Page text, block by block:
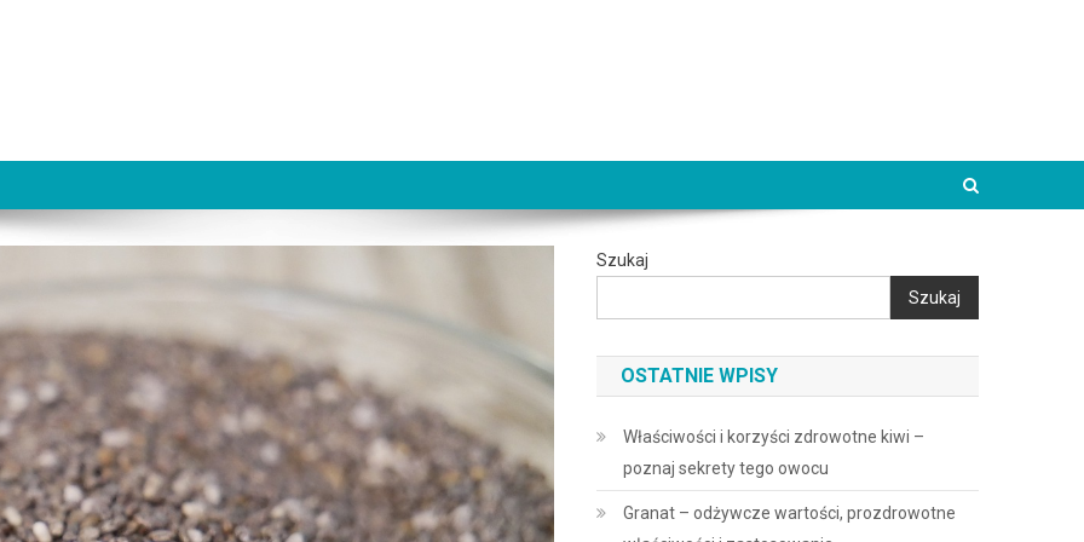
Szukaj
Szukaj
OSTATNIE WPISY
Właściwości i korzyści zdrowotne kiwi –
poznaj sekrety tego owocu
Granat – odżywcze wartości, prozdrowotne